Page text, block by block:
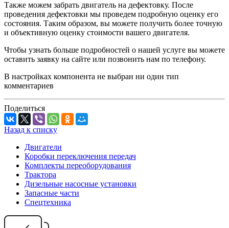
Также можем забрать двигатель на дефектовку. После
проведения дефектовки мы проведем подробную оценку его
состояния. Таким образом, вы можете получить более точную
и объективную оценку стоимости вашего двигателя.
Чтобы узнать больше подробностей о нашей услуге вы можете
оставить заявку на сайте или позвонить нам по телефону.
В настройках компонента не выбран ни один тип
комментариев
Поделиться
Назад к списку
Двигатели
Коробки переключения передач
Комплекты переоборудования
Трактора
Дизельные насосные установки
Запасные части
Спецтехника